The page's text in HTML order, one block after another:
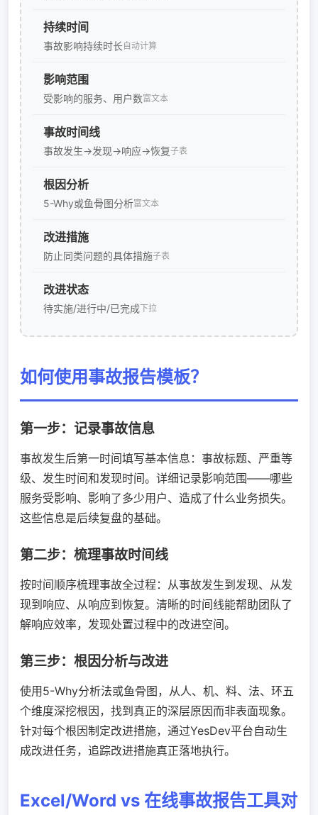
持续时间
事故影响持续时长自动计算
影响范围
受影响的服务、用户数富文本
事故时间线
事故发生→发现→响应→恢复子表
根因分析
5-Why或鱼骨图分析富文本
改进措施
防止同类问题的具体措施子表
改进状态
待实施/进行中/已完成下拉
如何使用事故报告模板？
第一步：记录事故信息
事故发生后第一时间填写基本信息：事故标题、严重等
级、发生时间和发现时间。详细记录影响范围——哪些
服务受影响、影响了多少用户、造成了什么业务损失。
这些信息是后续复盘的基础。
第二步：梳理事故时间线
按时间顺序梳理事故全过程：从事故发生到发现、从发
现到响应、从响应到恢复。清晰的时间线能帮助团队了
解响应效率，发现处置过程中的改进空间。
第三步：根因分析与改进
使用5-Why分析法或鱼骨图，从人、机、料、法、环五
个维度深挖根因，找到真正的深层原因而非表面现象。
针对每个根因制定改进措施，通过YesDev平台自动生
成改进任务，追踪改进措施真正落地执行。
Excel/Word vs 在线事故报告工具对